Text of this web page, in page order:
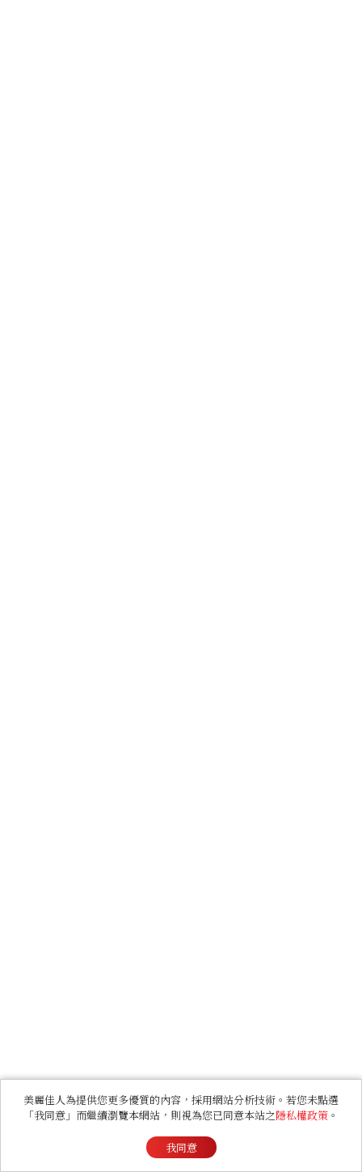
美麗佳人為提供您更多優質的內容，採用網站分析技術。若您未點選
「我同意」而繼續瀏覽本網站，則視為您已同意本站之隱私權政策 。
我同意